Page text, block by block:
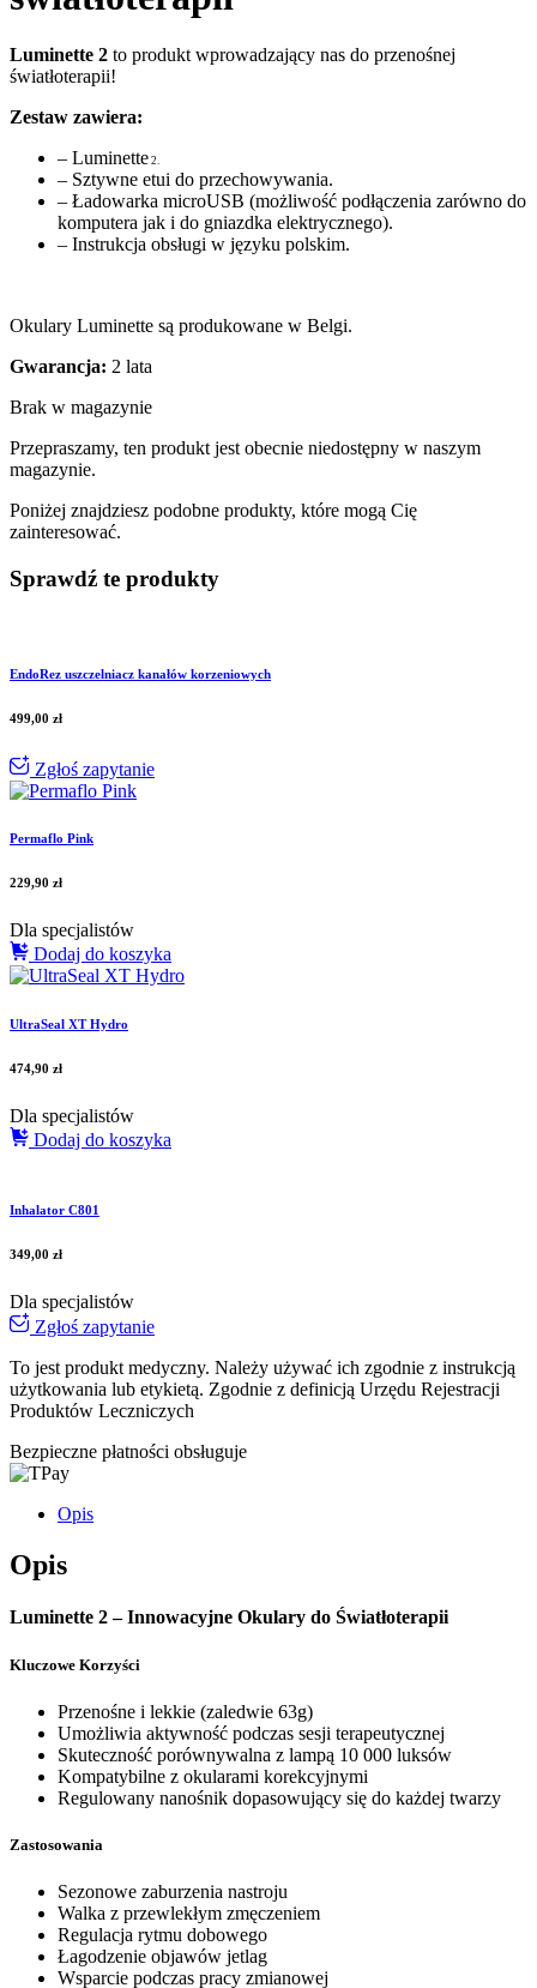
Luminette 2 to produkt wprowadzający nas do przenośnej
światłoterapii!
Zestaw zawiera:
– Luminette 2.
– Sztywne etui do przechowywania.
– Ładowarka microUSB (możliwość podłączenia zarówno do
komputera jak i do gniazdka elektrycznego).
– Instrukcja obsługi w języku polskim.
Okulary Luminette są produkowane w Belgi.
Gwarancja: 2 lata
Brak w magazynie
Przepraszamy, ten produkt jest obecnie niedostępny w naszym
magazynie.
Poniżej znajdziesz podobne produkty, które mogą Cię
zainteresować.
Sprawdź te produkty
EndoRez uszczelniacz kanałów korzeniowych
499,00 zł
Zgłoś zapytanie
Permaflo Pink
229,90 zł
Dla specjalistów
Dodaj do koszyka
UltraSeal XT Hydro
474,90 zł
Dla specjalistów
Dodaj do koszyka
Inhalator C801
349,00 zł
Dla specjalistów
Zgłoś zapytanie
To jest produkt medyczny. Należy używać ich zgodnie z instrukcją
użytkowania lub etykietą. Zgodnie z definicją Urzędu Rejestracji
Produktów Leczniczych
Bezpieczne płatności obsługuje
Opis
Opis
Luminette 2 – Innowacyjne Okulary do Światłoterapii
Kluczowe Korzyści
Przenośne i lekkie (zaledwie 63g)
Umożliwia aktywność podczas sesji terapeutycznej
Skuteczność porównywalna z lampą 10 000 luksów
Kompatybilne z okularami korekcyjnymi
Regulowany nanośnik dopasowujący się do każdej twarzy
Zastosowania
Sezonowe zaburzenia nastroju
Walka z przewlekłym zmęczeniem
Regulacja rytmu dobowego
Łagodzenie objawów jetlag
Wsparcie podczas pracy zmianowej